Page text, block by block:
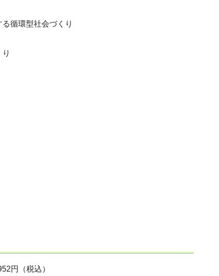
循環型社会づくり
円（税込）